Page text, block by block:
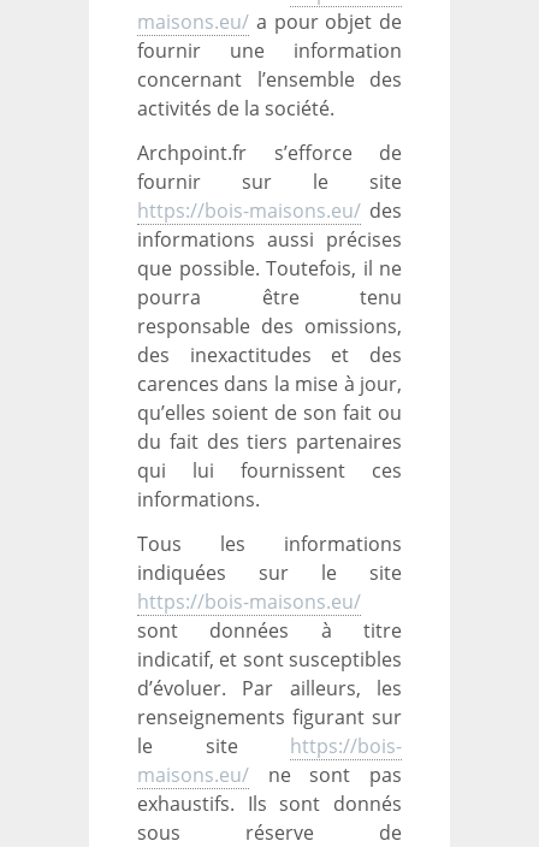
maisons.eu/ a pour objet de
fournir une information
concernant l’ensemble des
activités de la société.
Archpoint.fr s’efforce de
fournir sur le site
https://bois-maisons.eu/ des
informations aussi précises
que possible. Toutefois, il ne
pourra être tenu
responsable des omissions,
des inexactitudes et des
carences dans la mise à jour,
qu’elles soient de son fait ou
du fait des tiers partenaires
qui lui fournissent ces
informations.
Tous les informations
indiquées sur le site
https://bois-maisons.eu/
sont données à titre
indicatif, et sont susceptibles
d’évoluer. Par ailleurs, les
renseignements figurant sur
le site https://bois-
maisons.eu/ ne sont pas
exhaustifs. Ils sont donnés
sous réserve de